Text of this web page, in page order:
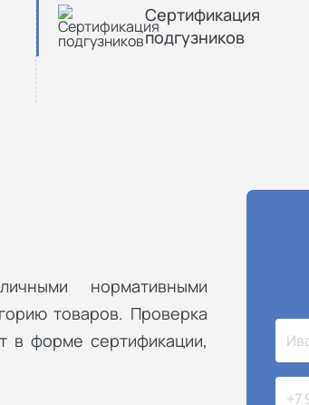
Сертификация
подгузников
нормативными
товаров. Проверка
в форме сертификации,